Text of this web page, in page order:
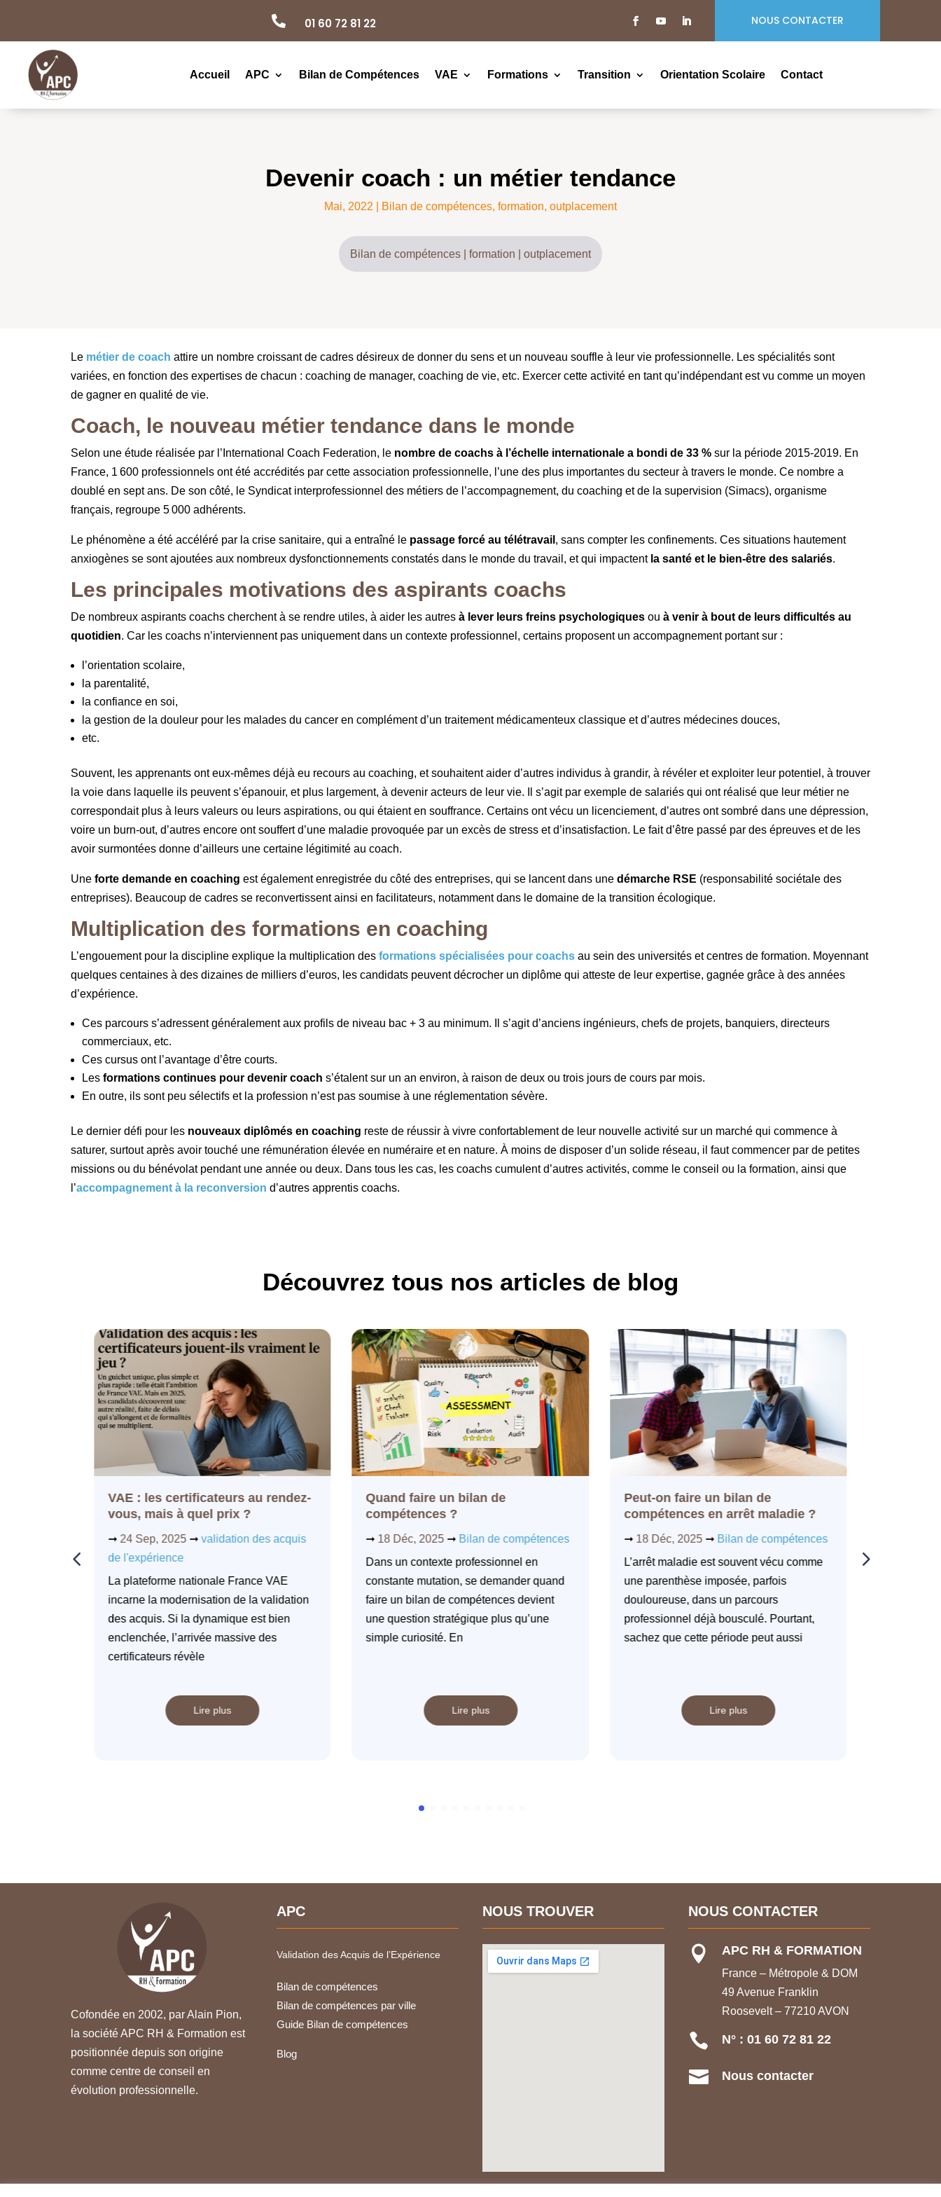
 01 60 72 81 22 NOUS CONTACTER
Accueil APC Bilan de Compétences VAE Formations Transition Orientation Scolaire Contact
Devenir coach : un métier tendance
Mai, 2022 Bilan de compétences, formation, outplacement
Bilan de compétences formation outplacement
Le métier de coach attire un nombre croissant de cadres désireux de donner du sens et un nouveau souffle à leur vie professionnelle. Les spécialités sont
variées, en fonction des expertises de chacun : coaching de manager, coaching de vie, etc. Exercer cette activité en tant qu’indépendant est vu comme un moyen
de gagner en qualité de vie.
Coach, le nouveau métier tendance dans le monde
Selon une étude réalisée par l’International Coach Federation, le nombre de coachs à l’échelle internationale a bondi de 33 %sur la période 2015-2019. En
France, 1 600 professionnels ont été accrédités par cette association professionnelle, l’une des plus importantes du secteur à travers le monde. Ce nombre a
doublé en sept ans. De son côté, le Syndicat interprofessionnel des métiers de l’accompagnement, du coaching et de la supervision (Simacs), organisme
français, regroupe 5 000 adhérents.
Le phénomène a été accéléré par la crise sanitaire, qui a entraîné le passage forcé au télétravail , sans compter les confinements. Ces situations hautement
anxiogènes se sont ajoutées aux nombreux dysfonctionnements constatés dans le monde du travail, et qui impactent la santé et le bien-être des salariés.
Les principales motivations des aspirants coachs
De nombreux aspirants coachs cherchent à se rendre utiles, à aider les autres à lever leurs freins psychologiquesou à venir à bout de leurs difficultés au
quotidien. Car les coachs n’interviennent pas uniquement dans un contexte professionnel, certains proposent un accompagnement portant sur :
l’orientation scolaire,
la parentalité,
la confiance en soi,
la gestion de la douleur pour les malades du cancer en complément d’un traitement médicamenteux classique et d’autres médecines douces,
etc.
Souvent, les apprenants ont eux-mêmes déjà eu recours au coaching, et souhaitent aider d’autres individus à grandir, à révéler et exploiter leur potentiel, à trouver
la voie dans laquelle ils peuvent s’épanouir, et plus largement, à devenir acteurs de leur vie. Il s’agit par exemple de salariés qui ont réalisé que leur métier ne
correspondait plus à leurs valeurs ou leurs aspirations, ou qui étaient en souffrance. Certains ont vécu un licenciement, d’autres ont sombré dans une dépression,
voire un burn-out, d’autres encore ont souffert d’une maladie provoquée par un excès de stress et d’insatisfaction. Le fait d’être passé par des épreuves et de les
avoir surmontées donne d’ailleurs une certaine légitimité au coach.
Une forte demande en coaching est également enregistrée du côté des entreprises, qui se lancent dans une démarche RSE (responsabilité sociétale des
entreprises). Beaucoup de cadres se reconvertissent ainsi en facilitateurs, notamment dans le domaine de la transition écologique.
Multiplication des formations en coaching
L’engouement pour la discipline explique la multiplication des formations spécialisées pour coachsau sein des universités et centres de formation. Moyennant
quelques centaines à des dizaines de milliers d’euros, les candidats peuvent décrocher un diplôme qui atteste de leur expertise, gagnée grâce à des années
d’expérience.
Ces parcours s’adressent généralement aux profils de niveau bac + 3 au minimum. Il s’agit d’anciens ingénieurs, chefs de projets, banquiers, directeurs
commerciaux, etc.
Ces cursus ont l’avantage d’être courts.
Les formations continues pour devenir coach s’étalent sur un an environ, à raison de deux ou trois jours de cours par mois.
En outre, ils sont peu sélectifs et la profession n’est pas soumise à une réglementation sévère.
Le dernier défi pour les nouveaux diplômés en coaching reste de réussir à vivre confortablement de leur nouvelle activité sur un marché qui commence à
saturer, surtout après avoir touché une rémunération élevée en numéraire et en nature. À moins de disposer d’un solide réseau, il faut commencer par de petites
missions ou du bénévolat pendant une année ou deux. Dans tous les cas, les coachs cumulent d’autres activités, comme le conseil ou la formation, ainsi que
l’accompagnement à la reconversion d’autres apprentis coachs.
Découvrez tous nos articles de blog
VAE : les certificateurs au rendez-
vous, mais à quel prix ?
➞ 24 Sep, 2025 ➞ validation des acquis
de l'expérience
La plateforme nationale France VAE
incarne la modernisation de la validation
des acquis. Si la dynamique est bien
enclenchée, l’arrivée massive des
certificateurs révèle
Lire plus
Quand faire un bilan de
compétences ?
➞ 18 Déc, 2025 ➞ Bilan de compétences
Dans un contexte professionnel en
constante mutation, se demander quand
faire un bilan de compétences devient
une question stratégique plus qu’une
simple curiosité. En
Lire plus
Peut-on faire un bilan de
compétences en arrêt maladie ?
➞ 18 Déc, 2025 ➞ Bilan de compétences
L’arrêt maladie est souvent vécu comme
une parenthèse imposée, parfois
douloureuse, dans un parcours
professionnel déjà bousculé. Pourtant,
sachez que cette période peut aussi
Lire plus
Cofondée en 2002, par Alain Pion,
la société APC RH & Formation est
positionnée depuis son origine
comme centre de conseil en
évolution professionnelle.
APC
Validation des Acquis de l’Expérience
Bilan de compétences
Bilan de compétences par ville
Guide Bilan de compétences
Blog
NOUS TROUVER NOUS CONTACTER
 APC RH & FORMATION
France – Métropole & DOM
49 Avenue Franklin
Roosevelt – 77210 AVON
 N° : 01 60 72 81 22
 Nous contacter